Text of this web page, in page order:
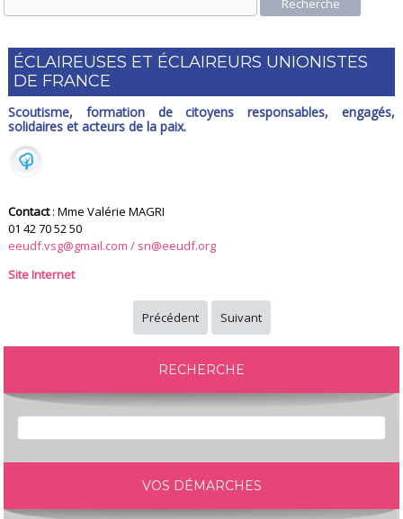
Recherche
ÉCLAIREUSES ET ÉCLAIREURS UNIONISTES
DE FRANCE
Scoutisme, formation de citoyens responsables, engagés,
solidaires et acteurs de la paix.
Contact: Mme Valérie MAGRI
01 42 70 52 50
eeudf.vsg@gmail.com / sn@eeudf.org
Site Internet
Précédent Suivant
RECHERCHE
VOS DÉMARCHES